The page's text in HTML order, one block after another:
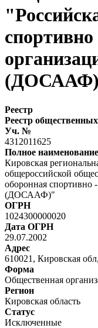
спортивно
Реестр
Реестр
Уч. №
4312011625
Полное наименование
Кировская
общероссийской
оборонная спортивно
(ДОСААФ)"
ОГРН
1024300000020
Дата ОГРН
29.07.2002
Адрес
610021, Кировская
Форма
Общественная
Регион
Кировская область
Статус
Исключенные